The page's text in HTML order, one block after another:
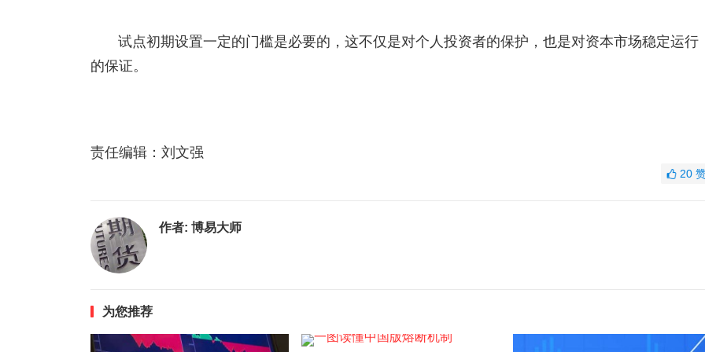
试点初期设置一定的门槛是必要的，这不仅是对个人投资者的保护，也是对资本市场稳定运行
的保证。
责任编辑：刘文强
20
作者: 博易大师
为您推荐